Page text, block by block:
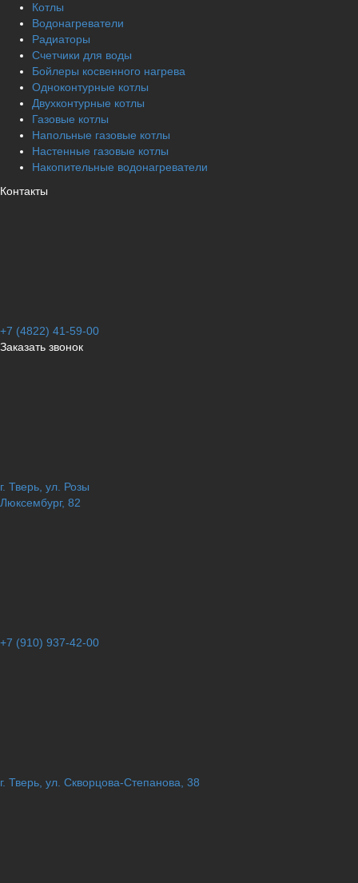
Котлы
Водонагреватели
Радиаторы
Cчетчики для воды
Бойлеры косвенного нагрева
Одноконтурные котлы
Двухконтурные котлы
Газовые котлы
Напольные газовые котлы
Настенные газовые котлы
Накопительные водонагреватели
Контакты
+7 (4822) 41-59-00
Заказать звонок
г. Тверь, ул. Розы
Люксембург, 82
+7 (910) 937-42-00
г. Тверь, ул. Скворцова-Степанова, 38